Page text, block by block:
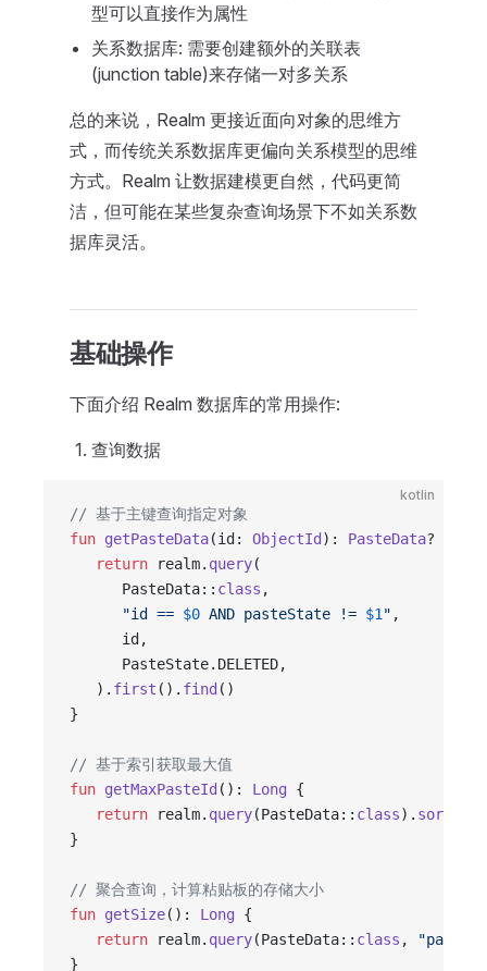
型可以直接作为属性
关系数据库: 需要创建额外的关联表
(junction table)来存储一对多关系
总的来说，Realm 更接近面向对象的思维方
式，而传统关系数据库更偏向关系模型的思维
方式。Realm 让数据建模更自然，代码更简
洁，但可能在某些复杂查询场景下不如关系数
据库灵活。
基础操作
下面介绍 Realm 数据库的常用操作:
查询数据
kotlin
// 基于主键查询指定对象
fun getPasteData(id: ObjectId ): PasteData? {
   return
realm. query(
      PasteData::
class ,
      "id ==
$0 AND pasteState != $1 " ,
      id,
      PasteState.DELETED,
   ).
first (). find ()
}
// 基于索引获取最大值
fun getMaxPasteId (): Long {
   return
realm. query(PasteData:: class). sort
}
// 聚合查询，计算粘贴板的存储大小
fun getSize(): Long {
   return
realm. query(PasteData:: class ,
}